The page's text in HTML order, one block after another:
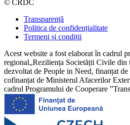
© CRDC
Transparență
Politica de confidențialitate
Termeni și condiții
Acest website a fost elaborat în cadrul
regional„Reziliența Societății Civile din
dezvoltat de People in Need, finanțat
cofinanțat de Ministerul Afacerilor
cadrul Programului de Cooperare